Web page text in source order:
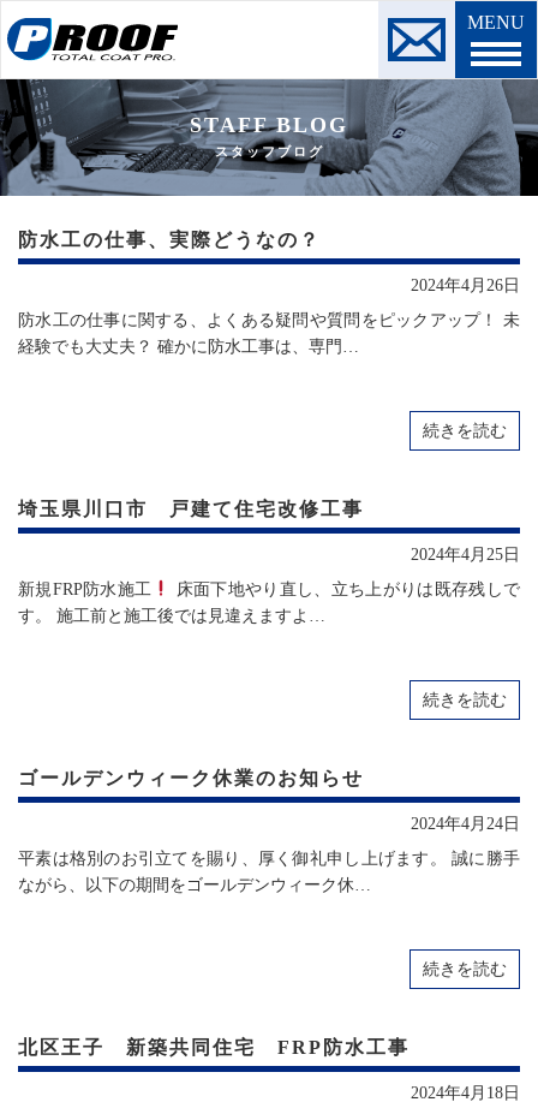
MENU
STAFF BLOG
スタッフブログ
防水工の仕事、実際どうなの？
2024年4月26日
防水工の仕事に関する、よくある疑問や質問をピックアップ！ 未
経験でも大丈夫？ 確かに防水工事は、専門…
続きを読む
埼玉県川口市 戸建て住宅改修工事
2024年4月25日
新規FRP防水施工
床面下地やり直し、立ち上がりは既存残しで
す。 施工前と施工後では見違えますよ…
続きを読む
ゴールデンウィーク休業のお知らせ
2024年4月24日
平素は格別のお引立てを賜り、厚く御礼申し上げます。 誠に勝手
ながら、以下の期間をゴールデンウィーク休…
続きを読む
北区王子 新築共同住宅 FRP防水工事
2024年4月18日